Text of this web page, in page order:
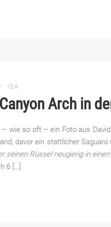
ISA
Arch in
wie so oft – ein Foto aus
davor ein stattlicher Saguaro
seinen Rüssel neugierig in
6 […]